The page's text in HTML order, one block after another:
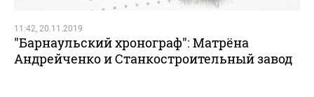
11:42, 20.11.2019
"Барнаульский хронограф": Матрёна
Андрейченко и Станкостроительный завод